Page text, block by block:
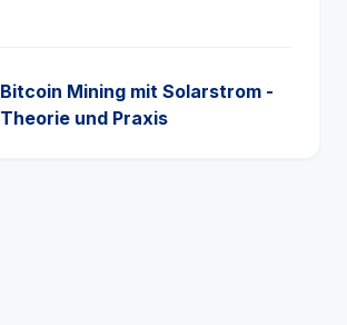
Bitcoin Mining mit Solarstrom -
Theorie und Praxis